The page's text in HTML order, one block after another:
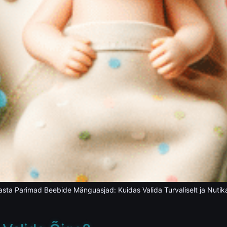
Parimad Beebide Mänguasjad: Kuidas Valida Turvaliselt ja